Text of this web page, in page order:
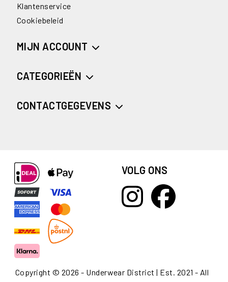
Klantenservice
Cookiebeleid
MIJN ACCOUNT
CATEGORIEËN
CONTACTGEGEVENS
VOLG ONS
Copyright © 2026 - Underwear District | Est. 2021 - All